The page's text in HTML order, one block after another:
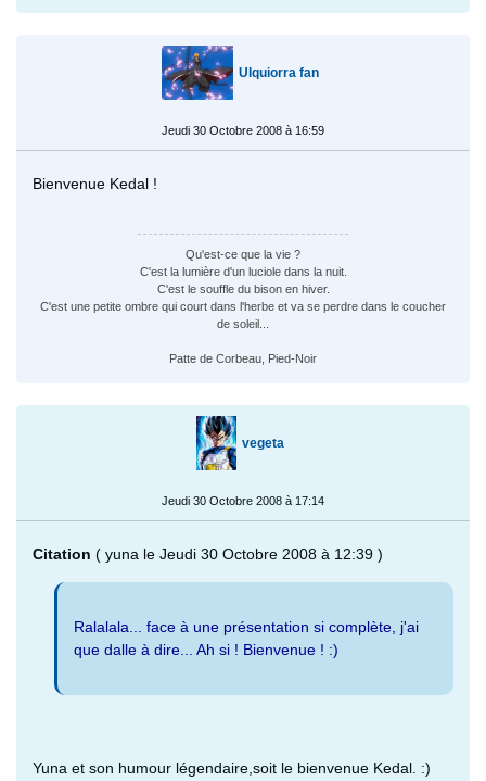
Ulquiorra fan
Jeudi 30 Octobre 2008 à 16:59
Bienvenue Kedal !
Qu'est-ce que la vie ?
C'est la lumière d'un luciole dans la nuit.
C'est le souffle du bison en hiver.
C'est une petite ombre qui court dans l'herbe et va se perdre dans le coucher
de soleil...
Patte de Corbeau, Pied-Noir
vegeta
Jeudi 30 Octobre 2008 à 17:14
Citation ( yuna le Jeudi 30 Octobre 2008 à 12:39 )
Ralalala... face à une présentation si complète, j'ai
que dalle à dire... Ah si ! Bienvenue ! :)
Yuna et son humour légendaire,soit le bienvenue Kedal. :)